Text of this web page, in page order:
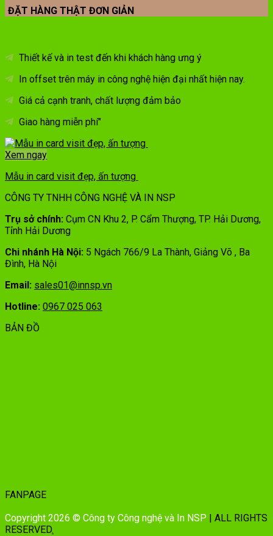
ĐẶT HÀNG THẬT ĐƠN GIẢN
Thiết kế và in test đến khi khách hàng ưng ý
In offset trên máy in công nghệ hiện đại nhất hiện nay.
Giá cả cạnh tranh, chất lượng đảm bảo
Giao hàng miễn phí"
Xem ngay
Mẫu in card visit đẹp, ấn tượng
CÔNG TY TNHH CÔNG NGHỆ VÀ IN NSP
Trụ sở chính: Cụm CN Khu 2, P. Cẩm Thượng, TP. Hải Dương,
Tỉnh Hải Dương
Chi nhánh Hà Nội: 5 Ngách 766/9 La Thành, Giảng Võ , Ba
Đình, Hà Nội
Email: sales01@innsp.vn
Hotline: 0967 025 063
BẢN ĐỒ
FANPAGE
Copyright 2026 © Công ty Công nghệ và In NSP | ALL RIGHTS
RESERVED.